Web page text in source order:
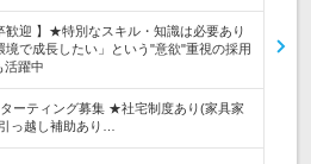
歓迎 】★特別なスキル・知識は必要あり
で成長したい」という"意欲"重視の採用
活躍中
ーティング募集 ★社宅制度あり(家具家
っ越し補助あり…